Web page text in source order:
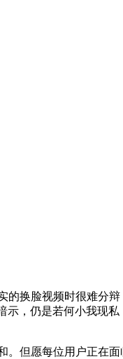
换脸视频时很难分辩
，仍是若何小我现
但愿每位用户正在